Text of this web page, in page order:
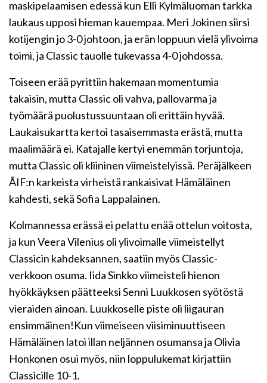
maskipelaamisen edessä kun Elli Kylmäluoman tarkka
laukaus upposi hieman kauempaa. Meri Jokinen siirsi
kotijengin jo 3-0 johtoon, ja erän loppuun vielä ylivoima
toimi, ja Classic tauolle tukevassa 4-0 johdossa.
Toiseen erää pyrittiin hakemaan momentumia
takaisin, mutta Classic oli vahva, pallovarma ja
työmäärä puolustussuuntaan oli erittäin hyvää.
Laukaisukartta kertoi tasaisemmasta erästä, mutta
maalimäärä ei. Katajalle kertyi enemmän torjuntoja,
mutta Classic oli kliininen viimeistelyissä. Peräjälkeen
ÅIF:n karkeista virheistä rankaisivat Hämäläinen
kahdesti, sekä Sofia Lappalainen.
Kolmannessa erässä ei pelattu enää ottelun voitosta,
ja kun Veera Vilenius oli ylivoimalle viimeistellyt
Classicin kahdeksannen, saatiin myös Classic-
verkkoon osuma. Iida Sinkko viimeisteli hienon
hyökkäyksen päätteeksi Senni Luukkosen syötöstä
vieraiden ainoan. Luukkoselle piste oli liigauran
ensimmäinen!Kun viimeiseen viisiminuuttiseen
Hämäläinen latoi illan neljännen osumansa ja Olivia
Honkonen osui myös, niin loppulukemat kirjattiin
Classicille 10-1.